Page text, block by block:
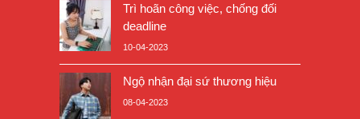
Trì hoãn công việc, chống đối
deadline
10-04-2023
Ngộ nhận đại sứ thương hiệu
08-04-2023